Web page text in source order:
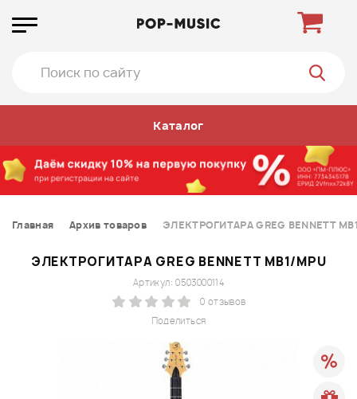
Каталог
Главная Архив товаров ЭЛЕКТРОГИТАРА GREG BENNETT
ЭЛЕКТРОГИТАРА GREG BENNETT MB1/MPU
Поделиться
Артикул: 0503000114
0 отзывов